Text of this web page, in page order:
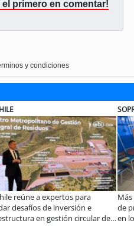
el primero en comentar!
y condiciones
la presidencia
Sostenible con
ciudadana
Estudiantes de
tecnología para
operación de